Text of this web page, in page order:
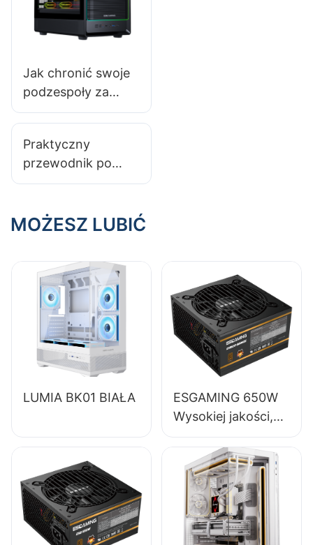
Jak chronić swoje
podzespoły za
pomocą wysokiej
do komputera
gamingowego
Praktyczny
przewodnik po
czyszczeniu i
obudowy
MOŻESZ LUBIĆ
LUMIA BK01 BIAŁA
ESGAMING 650W
Wysokiej jakości,
85% sprawności,
pełnomodułowy
zasilacz do
komputerów
stacjonarnych 80+
Bronze ESB650W